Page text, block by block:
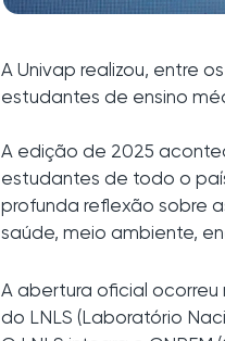
A Univap realizou, entre
estudantes de ensino
A edição de 2025
estudantes de todo o
profunda reflexão sobre
saúde, meio ambiente,
A abertura oficial ocorreu
do LNLS (Laboratório